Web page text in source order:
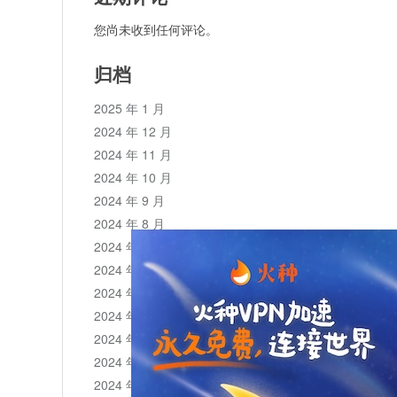
您尚未收到任何评论。
归档
2025 年 1 月
2024 年 12 月
2024 年 11 月
2024 年 10 月
2024 年 9 月
2024 年 8 月
2024 年 7 月
2024 年 6 月
2024 年 5 月
2024 年 4 月
2024 年 3 月
2024 年 2 月
2024 年 1 月